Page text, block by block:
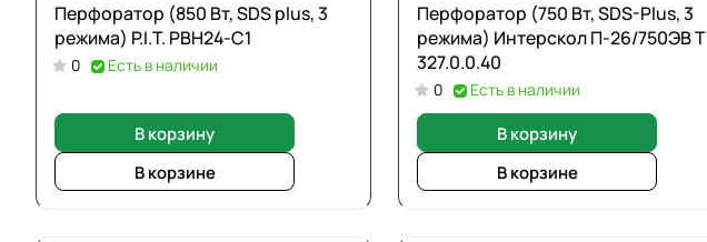
Перфоратор (850 Вт, SDS plus, 3
режима) P.I.T. PBH24-C1
0 Есть в наличии
В корзину
В корзине
Перфоратор (750 Вт, SDS-Plus, 3
режима) Интерскол П-26/750ЭВ Т
327.0.0.40
0 Есть в наличии
В корзину
В корзине